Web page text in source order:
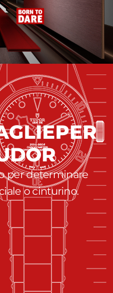
PER
per determinare
o cinturino.